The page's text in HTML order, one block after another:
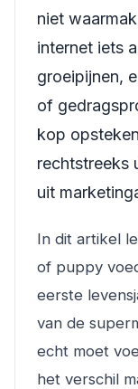
niet
internet iets
groeipijnen,
of
kop
rechtstreeks
uit
In dit artikel
of puppy
eerste
van de
echt moet
het verschil